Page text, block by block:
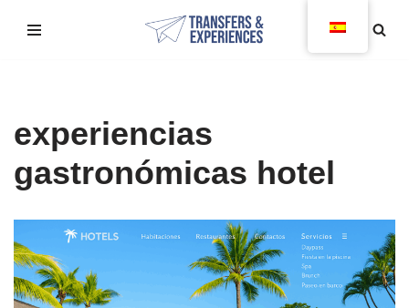
experiencias
gastronómicas hotel